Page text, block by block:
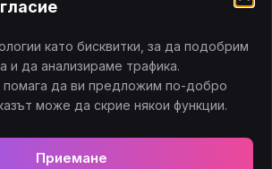
като бисквитки, за да подобрим
и да анализираме трафика.
помага да ви предложим по-добро
може да скрие някои функции.
Приемане
може да излезе скъпо при
Вижте разходите за
миграция, SEO, tracking и